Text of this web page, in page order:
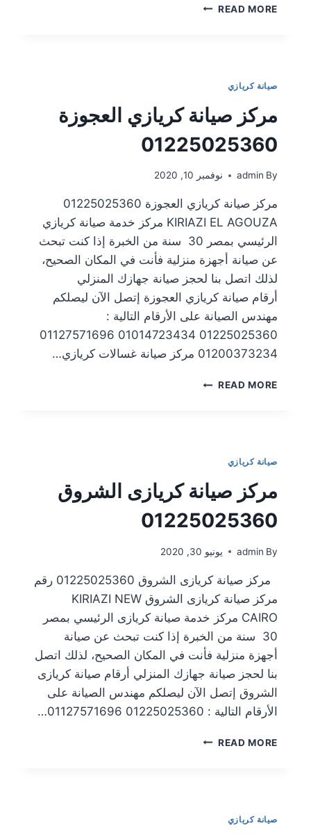
READ MORE
صيانة كريازي
مركز صيانة كريازي العجوزة
01225025360
By
admin نوفمبر 10, 2020
مركز صيانة كريازي العجوزة 01225025360
KIRIAZI EL AGOUZA مركز خدمة صيانة كريازي
الرئيسي بمصر 30 سنة من الخبرة إذا كنت تبحث
عن صيانة أجهزة منزلية فأنت في المكان الصحيح،
لذلك اتصل بنا لحجز صيانة جهازك المنزلي
أرقام صيانة كريازي العجوزة إتصل الآن ليصلكم
مهندس الصيانة على الأرقام التالية :
01225025360 01014723434 01127571696
01200373234 مركز صيانة غسالات كريازي…
READ MORE
صيانة كريازي
مركز صيانة كريازى الشروق
01225025360
By
admin يونيو 30, 2020
مركز صيانة كريازى الشروق 01225025360 رقم
مركز صيانة كريازى الشروق KIRIAZI NEW
CAIRO مركز خدمة صيانة كريازى الرئيسي بمصر
30 سنة من الخبرة إذا كنت تبحث عن صيانة
أجهزة منزلية فأنت في المكان الصحيح، لذلك اتصل
بنا لحجز صيانة جهازك المنزلي أرقام صيانة كريازى
الشروق إتصل الآن ليصلكم مهندس الصيانة على
الأرقام التالية : 01225025360 01127571696…
READ MORE
صيانة كريازي